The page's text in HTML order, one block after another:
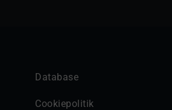
Database
Cookiepolitik